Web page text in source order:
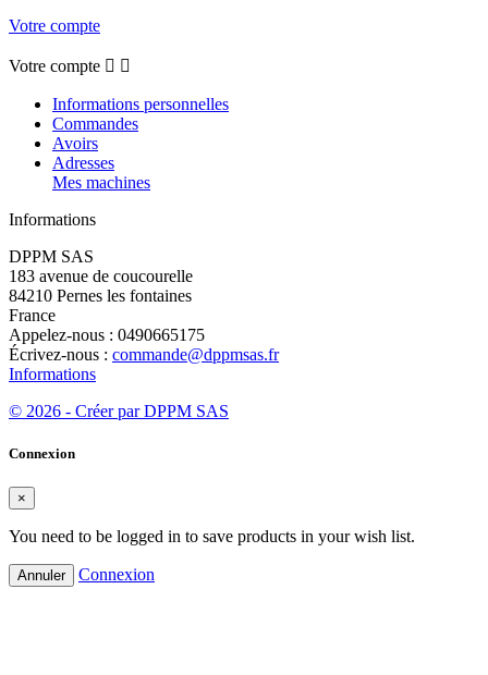
Votre compte
Votre compte  
Informations personnelles
Commandes
Avoirs
Adresses
Mes machines
Informations
DPPM SAS
183 avenue de coucourelle
84210 Pernes les fontaines
France
Appelez-nous : 0490665175
Écrivez-nous : commande@dppmsas.fr
Informations
© 2026 - Créer par DPPM SAS
Connexion
×
You need to be logged in to save products in your wish list.
Annuler Connexion